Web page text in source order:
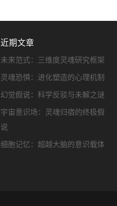
近期文章
未来范式：三维度灵魂研究框架
灵魂恐惧：进化塑造的心理机制
幻觉假说：科学反驳与未解之谜
宇宙意识场：灵魂归宿的终极假
说
细胞记忆：超越大脑的意识载体